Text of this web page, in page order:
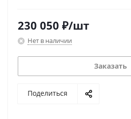
230 050 ₽/шт
Нет в наличии
Заказать
Поделиться